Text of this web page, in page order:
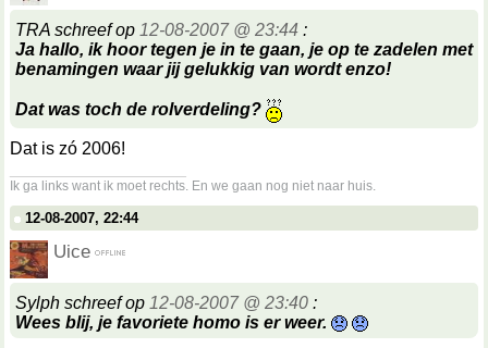
TRA schreef op 12-08-2007 @ 23:44 :
Ja hallo, ik hoor tegen je in te gaan, je op te zadelen met
benamingen waar jij gelukkig van wordt enzo!
Dat was toch de rolverdeling?
Dat is zó 2006!
Ik ga links want ik moet rechts. En we gaan nog niet naar huis.
12-08-2007, 22:44
Uice
Sylph schreef op 12-08-2007 @ 23:40 :
Wees blij, je favoriete homo is er weer.